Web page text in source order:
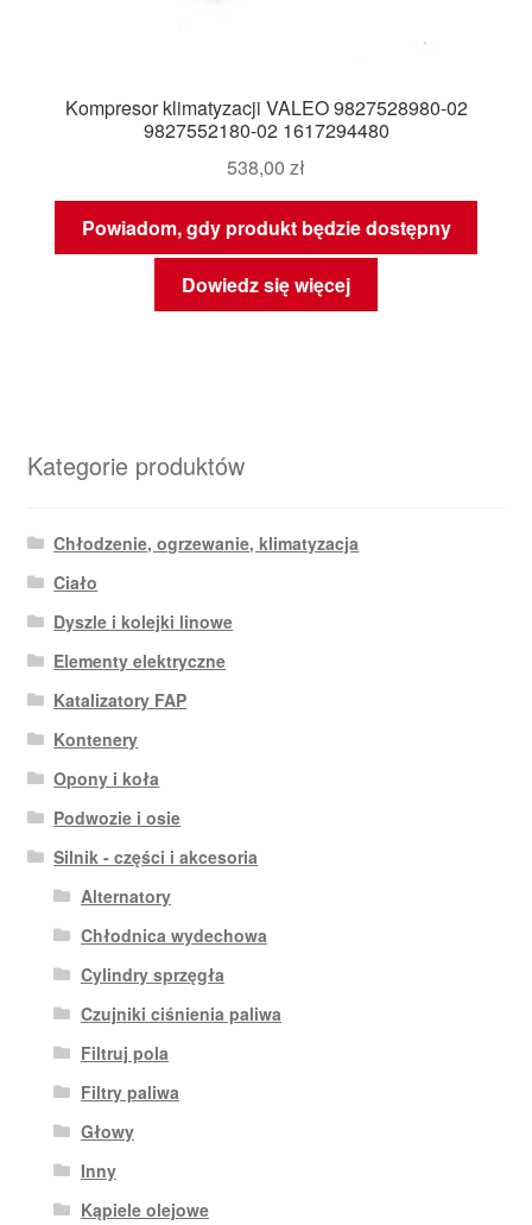
Kompresor klimatyzacji VALEO 9827528980-02
9827552180-02 1617294480
538,00 zł
Powiadom, gdy produkt będzie dostępny
Dowiedz się więcej
Kategorie produktów
Chłodzenie, ogrzewanie, klimatyzacja
Ciało
Dyszle i kolejki linowe
Elementy elektryczne
Katalizatory FAP
Kontenery
Opony i koła
Podwozie i osie
Silnik - części i akcesoria
Alternatory
Chłodnica wydechowa
Cylindry sprzęgła
Czujniki ciśnienia paliwa
Filtruj pola
Filtry paliwa
Głowy
Inny
Kąpiele olejowe